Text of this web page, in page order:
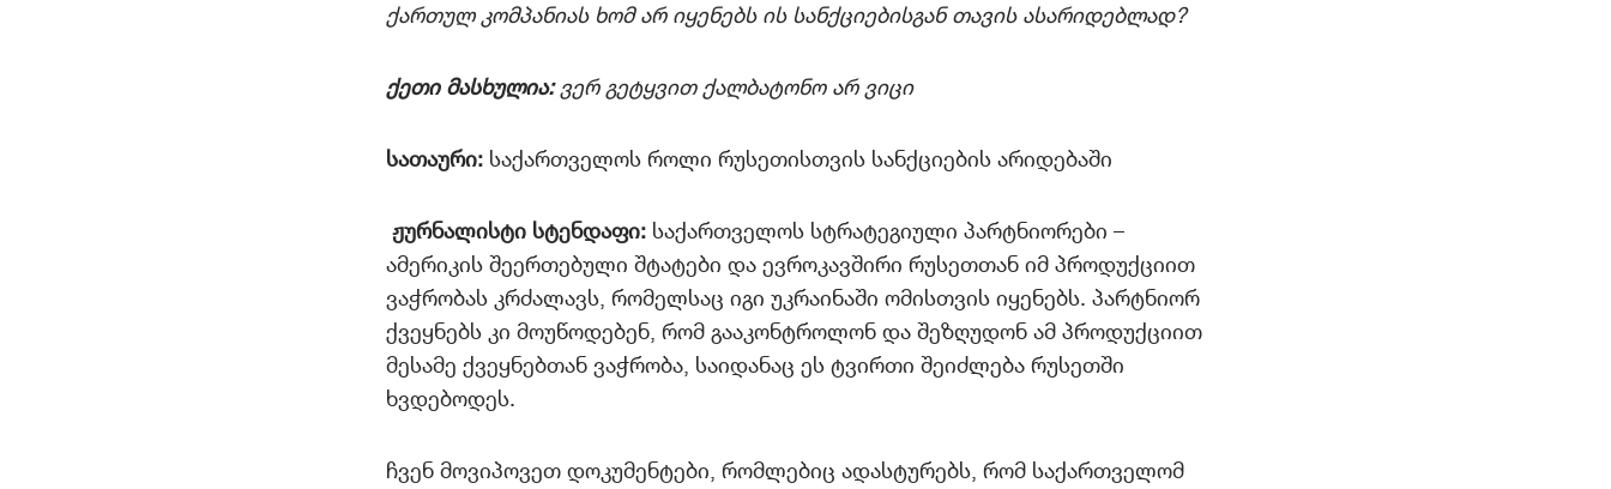
ქართულ კომპანიას ხომ არ იყენებს ის სანქციებისგან თავის ასარიდებლად?
ქეთი მასხულია:ვერ გეტყვით ქალბატონო არ ვიცი
სათაური: საქართველოს როლი რუსეთისთვის სანქციების არიდებაში
ჟურნალისტი სტენდაფი: საქართველოს სტრატეგიული პარტნიორები –
ამერიკის შეერთებული შტატები და ევროკავშირი რუსეთთან იმ პროდუქციით
ვაჭრობას კრძალავს, რომელსაც იგი უკრაინაში ომისთვის იყენებს. პარტნიორ
ქვეყნებს კი მოუწოდებენ, რომ გააკონტროლონ და შეზღუდონ ამ პროდუქციით
მესამე ქვეყნებთან ვაჭრობა, საიდანაც ეს ტვირთი შეიძლება რუსეთში
ხვდებოდეს.
ჩვენ მოვიპოვეთ დოკუმენტები, რომლებიც ადასტურებს, რომ საქართველომ